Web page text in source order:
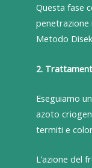
Questa fase
penetrazione
Metodo
2.
Eseguiamo
azoto
termiti e
L’azione del